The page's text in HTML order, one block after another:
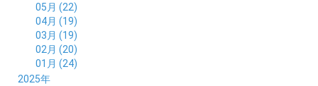
05月 (22)
04月 (19)
03月 (19)
02月 (20)
01月 (24)
2025年